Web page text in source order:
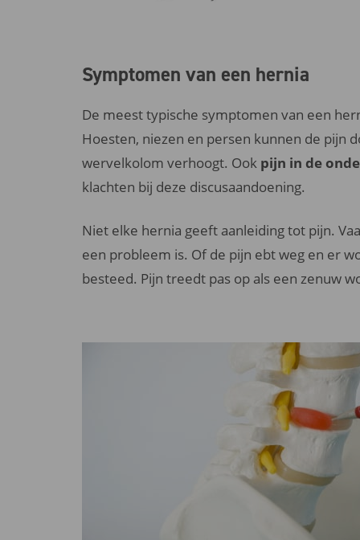
Symptomen van een hernia
De meest typische symptomen van een
Hoesten, niezen en persen kunnen de pijn
wervelkolom verhoogt. Ook pijn in de
klachten bij deze discusaandoening.
Niet elke hernia geeft aanleiding tot pijn.
een probleem is. Of de pijn ebt weg en er
besteed. Pijn treedt pas op als een zenuw